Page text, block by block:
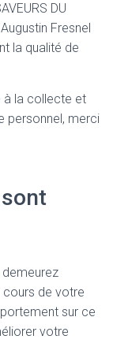
DU
Fresnel
la qualité de
à la collecte et
personnel, merci
demeurez
de votre
sur ce
votre